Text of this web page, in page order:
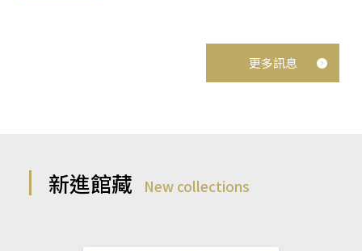
更多訊息
新進館藏 New collections